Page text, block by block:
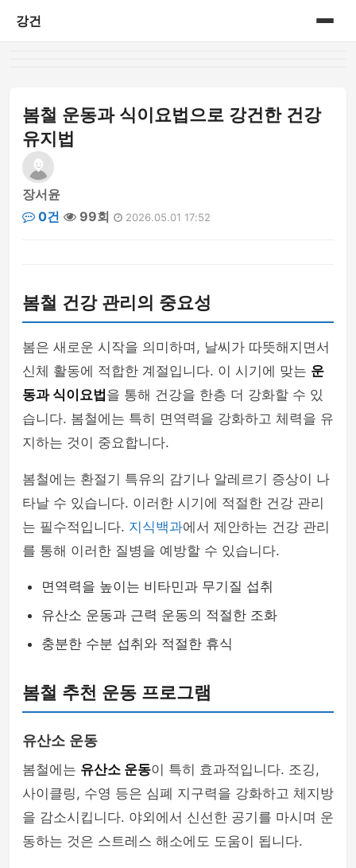
강건
봄철 운동과 식이요법으로 강건한 건강
유지법
장서윤
0건
99회 2026.05.01 17:52
봄철 건강 관리의 중요성
봄은 새로운 시작을 의미하며, 날씨가 따뜻해지면서
신체 활동에 적합한 계절입니다. 이 시기에 맞는 운
동과 식이요법 을 통해 건강을 한층 더 강화할 수 있
습니다. 봄철에는 특히 면역력을 강화하고 체력을 유
지하는 것이 중요합니다.
봄철에는 환절기 특유의 감기나 알레르기 증상이 나
타날 수 있습니다. 이러한 시기에 적절한 건강 관리
는 필수적입니다. 지식백과에서 제안하는 건강 관리
를 통해 이러한 질병을 예방할 수 있습니다.
면역력을 높이는 비타민과 무기질 섭취
유산소 운동과 근력 운동의 적절한 조화
충분한 수분 섭취와 적절한 휴식
봄철 추천 운동 프로그램
유산소 운동
봄철에는 유산소 운동이 특히 효과적입니다. 조깅,
사이클링, 수영 등은 심폐 지구력을 강화하고 체지방
을 감소시킵니다. 야외에서 신선한 공기를 마시며 운
동하는 것은 스트레스 해소에도 도움이 됩니다.